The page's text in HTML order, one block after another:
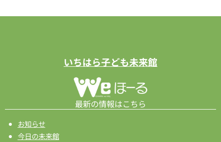
ナ
いちはら子ども未来館
最新の情報はこちら
お知らせ
今日の未来館